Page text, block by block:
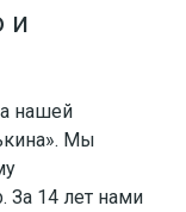
и
нашей
Мы
За 14 лет нами